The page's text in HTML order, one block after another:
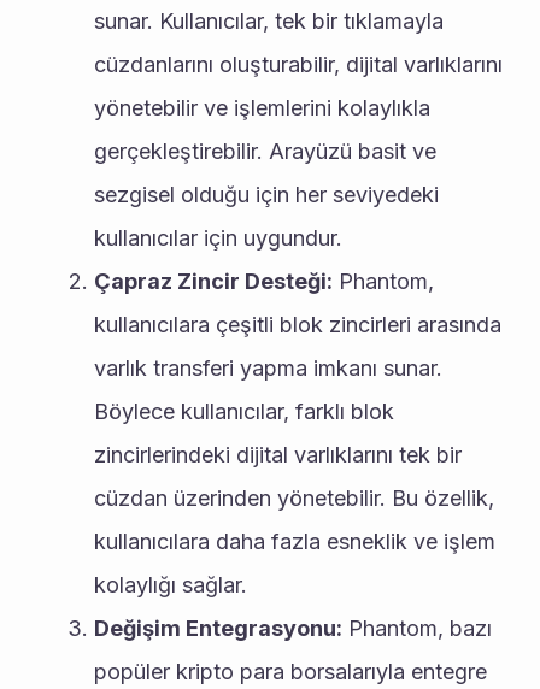
sunar. Kullanıcılar, tek bir tıklamayla
cüzdanlarını oluşturabilir, dijital varlıklarını
yönetebilir ve işlemlerini kolaylıkla
gerçekleştirebilir. Arayüzü basit ve
sezgisel olduğu için her seviyedeki
kullanıcılar için uygundur.
Çapraz Zincir Desteği: Phantom,
kullanıcılara çeşitli blok zincirleri arasında
varlık transferi yapma imkanı sunar.
Böylece kullanıcılar, farklı blok
zincirlerindeki dijital varlıklarını tek bir
cüzdan üzerinden yönetebilir. Bu özellik,
kullanıcılara daha fazla esneklik ve işlem
kolaylığı sağlar.
Değişim Entegrasyonu: Phantom, bazı
popüler kripto para borsalarıyla entegre